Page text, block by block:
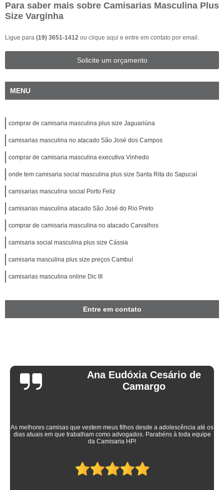
Para saber mais sobre Camisarias Masculina Plus
Size Varginha
Ligue para (19) 3651-1412 ou clique aqui e entre em contato por email.
Solicite um orçamento
MENU
comprar de camisaria masculina plus size Jaguariúna
camisarias masculina no atacado São José dos Campos
comprar de camisaria masculina executiva Vinhedo
onde tem camisaria social masculina plus size Santa Rita do Sapucaí
camisarias masculina social Porto Feliz
camisarias masculina atacado São José do Rio Preto
comprar de camisaria masculina no atacado Carvalhos
camisaria social masculina plus size Cássia
camisaria masculina plus size preços Cambuí
camisarias masculina online Dic III
Entre em contato
Ana Eudóxia Cesário de
Camargo
As melhores camisas que vestem meus filhos desde a adolescência até os
dias atuais em que trabalham como advogados. Parabéns à toda equipe
da Camisaria HP!